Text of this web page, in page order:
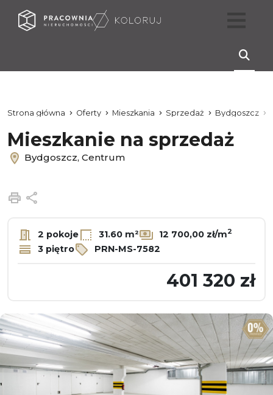
Strona główna Oferty Mieszkania Sprzedaż Bydgoszcz
Mieszkanie na sprzedaż
Bydgoszcz, Centrum
Drukuj
2 pokoje 31.60 m² 12 700,00 zł/m2
3 piętro PRN-MS-7582
401 320 zł